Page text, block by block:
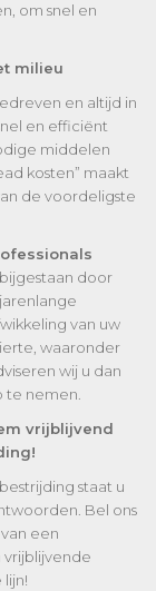
om snel en
milieu
en altijd in
en efficiënt
middelen
kosten” maakt
de voordeligste
door
van uw
waaronder
wij u dan
te nemen.
vrijblijvend
staat u
Bel ons
een
vrijblijvende